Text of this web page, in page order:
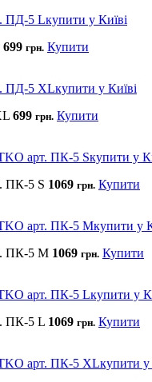
699 грн. Купити
699 грн. Купити
ПК-5 S 1069 грн. Купити
ПК-5 М 1069 грн. Купити
ПК-5 L 1069 грн. Купити